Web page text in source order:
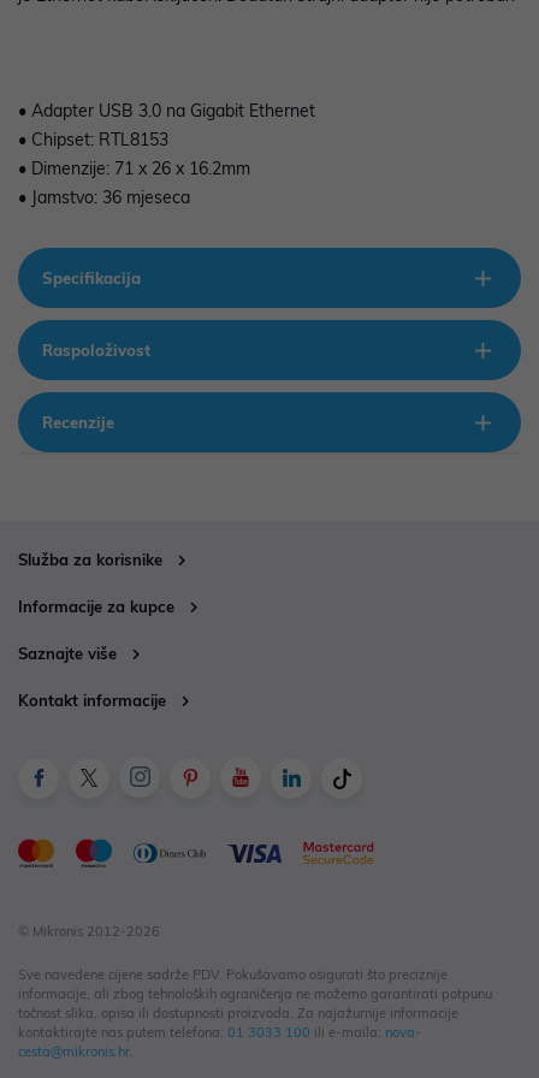
• Adapter USB 3.0 na Gigabit Ethernet
• Chipset: RTL8153
• Dimenzije: 71 x 26 x 16.2mm
• Jamstvo: 36 mjeseca
Specifikacija
Raspoloživost
Recenzije
Služba za korisnike
Informacije za kupce
Saznajte više
Kontakt informacije
© Mikronis 2012-2026
Sve navedene cijene sadrže PDV. Pokušavamo osigurati što preciznije
informacije, ali zbog tehnoloških ograničenja ne možemo garantirati potpunu
točnost slika, opisa ili dostupnosti proizvoda. Za najažurnije informacije
kontaktirajte nas putem telefona: 01 3033 100 ili e-maila: nova-
cesta@mikronis.hr.